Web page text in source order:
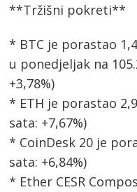
**Tržišni pokreti**
* BTC je porastao
u ponedjeljak na
+3,78%)
* ETH je porastao
sata: +7,67%)
* CoinDesk 20 je
sata: +6,84%)
* Ether CESR